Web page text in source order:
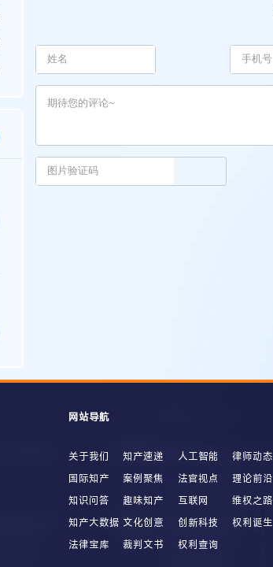
网站导航
关于我们 知产速递 人工智能 律师动态
国际知产
案例聚焦 法官视点 理论前沿
知识问答
趣味知产 互联网 维权之路
知产大数据 文化创意 创新科技 权利诞生
法律宝库
裁判文书 权利查询